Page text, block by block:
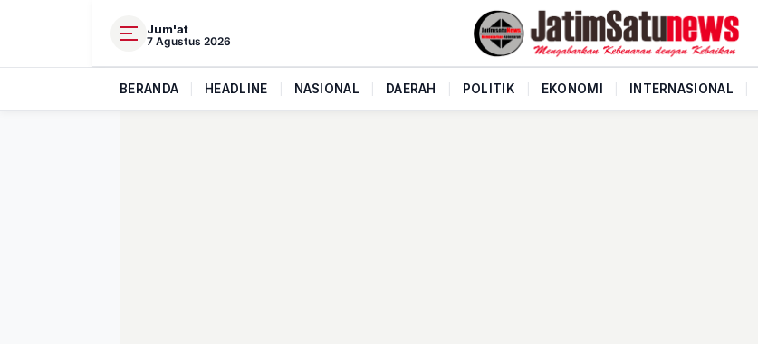
Jum'at
7 Agustus 2026
BERANDA HEADLINE NASIONAL DAERAH POLITIK EKONOMI INTERNASIONAL